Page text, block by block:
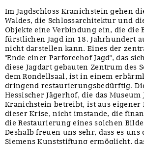
Im Jagdschloss Kranichstein gehen
Waldes, die Schlossarchitektur und
Objekte eine Verbindung ein, die die
fürstlichen Jagd im 18. Jahrhundert
nicht darstellen kann. Eines der
"Ende einer Parforcehof Jagd", das
diese Jagdart gebauten Zentrum des
dem Rondellsaal, ist in einem
dringend restaurierungsbedürftig.
Hessischer Jägerhof, die das Museum
Kranichstein betreibt, ist aus eigener
dieser Krise, nicht imstande, die
die Restaurierung eines solchen
Deshalb freuen uns sehr, dass es uns
Siemens Kunststiftung ermöglicht,